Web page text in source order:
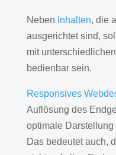
Neben Inhalten, die
ausgerichtet sind,
mit
bedienbar sein.
Responsives
Auflösung des
optimale
Das bedeutet auch,